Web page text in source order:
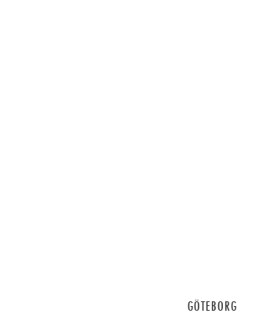
GÖTEBORG